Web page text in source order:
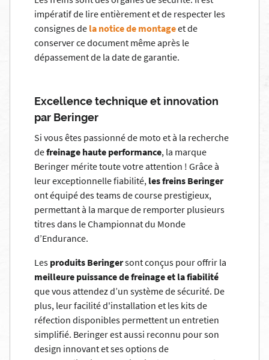
impératif de lire entièrement et de respecter les
consignes de la notice de montageet de
conserver ce document même après le
dépassement de la date de garantie.
Excellence technique et innovation
par Beringer
Si vous êtes passionné de moto et à la recherche
defreinage haute performance, la marque
Beringer mérite toute votre attention ! Grâce à
leur exceptionnelle fiabilité, les freins Beringer
ont équipé des teams de course prestigieux,
permettant à la marque de remporter plusieurs
titres dans le Championnat du Monde
d’Endurance.
Les produits Beringersont conçus pour offrir la
meilleure puissance de freinage et la fiabilité
que vous attendez d’un système de sécurité. De
plus, leur facilité d'installation et les kits de
réfection disponibles permettent un entretien
simplifié. Beringer est aussi reconnu pour son
design innovant et ses options de